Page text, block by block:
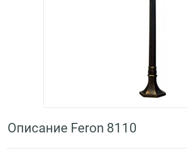
Описание Feron 8110